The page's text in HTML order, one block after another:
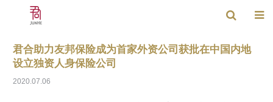
君合助力友邦保险成为首家外资公司获批在中国内地
设立独资人身保险公司
2020.07.06